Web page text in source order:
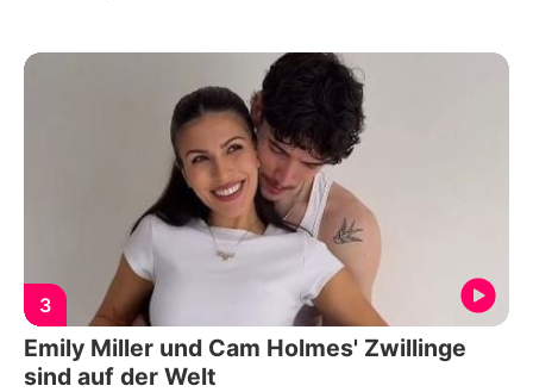
3
Emily Miller und Cam Holmes' Zwillinge
sind auf der Welt